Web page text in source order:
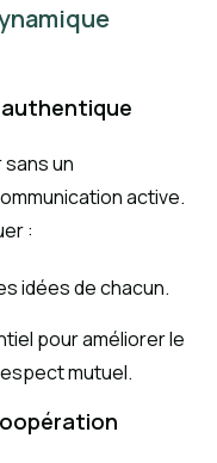
un
active.
:
idées de chacun.
pour améliorer le
mutuel.